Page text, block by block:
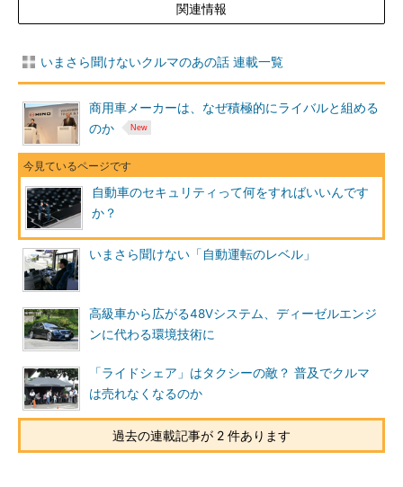
関連情報
いまさら聞けないクルマのあの話 連載一覧
商用車メーカーは、なぜ積極的にライバルと組める
のか
自動車のセキュリティって何をすればいいんです
か？
いまさら聞けない「自動運転のレベル」
高級車から広がる48Vシステム、ディーゼルエンジ
ンに代わる環境技術に
「ライドシェア」はタクシーの敵？ 普及でクルマ
は売れなくなるのか
過去の連載記事が 2 件あります